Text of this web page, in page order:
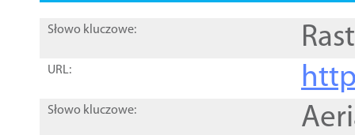
Słowo kluczowe:
URL:
Słowo kluczowe: